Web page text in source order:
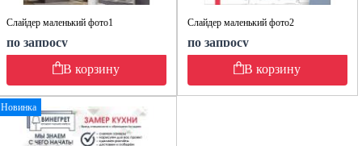
Слайдер маленький фото1
по запросу
В корзину
Слайдер маленький фото2
по запросу
В корзину
Новинка